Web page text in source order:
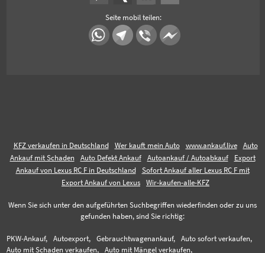
Seite mobil teilen:
KFZ verkaufen in Deutschland Wer kauft mein Auto www.ankauf.live
Auto
Ankauf mit Schaden
Auto Defekt Ankauf Autoankauf / Autoabkauf
Export
Ankauf von Lexus RC F in Deutschland
Sofort Ankauf aller Lexus RC F mit
Export Ankauf von Lexus
Wir-kaufen-alle-KFZ
Wenn Sie sich unter den aufgeführten Suchbegriffen wiederfinden oder zu uns
gefunden haben, sind Sie richtig:
PKW-Ankauf, Autoexport, Gebrauchtwagenankauf,
Auto sofort verkaufen,
Auto mit Schaden verkaufen,
Auto mit Mängel verkaufen,